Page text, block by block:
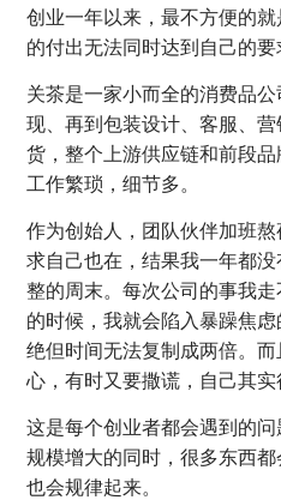
创业一年以来，最不方便的
的付出无法同时达到自己的要
关茶是一家小而全的消费品
现、再到包装设计、客服、
货，整个上游供应链和前段
工作繁琐，细节多。
作为创始人，团队伙伴加班
求自己也在，结果我一年都
整的周末。每次公司的事我
的时候，我就会陷入暴躁焦
绝但时间无法复制成两倍。
心，有时又要撒谎，自己其实
这是每个创业者都会遇到的
规模增大的同时，很多东西
也会规律起来。